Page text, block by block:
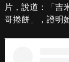
片，說道：「吉
哥捲餅」，證明